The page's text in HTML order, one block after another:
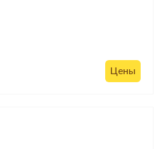
Цены